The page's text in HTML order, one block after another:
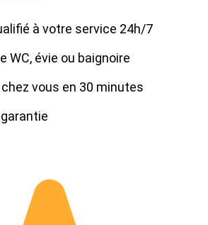
à votre service 24h/7
WC, évie ou baignoire
vous en 30 minutes